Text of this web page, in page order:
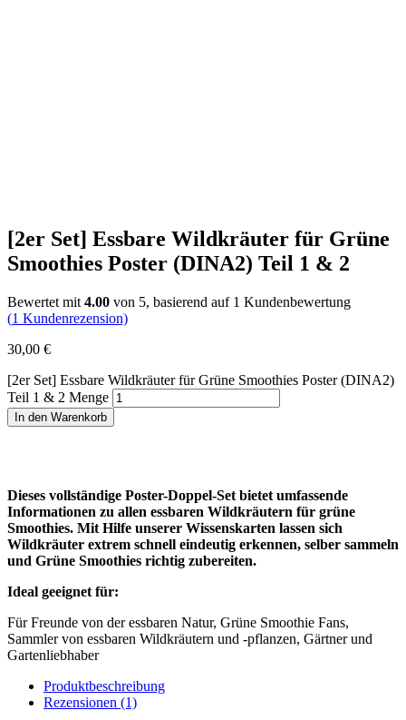
[2er Set] Essbare Wildkräuter für Grüne
Smoothies Poster (DINA2) Teil 1 & 2
Bewertet mit 4.00 von 5, basierend auf 1 Kundenbewertung
(1 Kundenrezension)
30,00 €
[2er Set] Essbare Wildkräuter für Grüne Smoothies Poster (DINA2)
Teil 1 & 2 Menge
In den Warenkorb
Dieses vollständige Poster-Doppel-Set bietet umfassende
Informationen zu allen essbaren Wildkräutern für grüne
Smoothies. Mit Hilfe unserer Wissenskarten lassen sich
Wildkräuter extrem schnell eindeutig erkennen, selber sammeln
und Grüne Smoothies richtig zubereiten.
Ideal geeignet für:
Für Freunde von der essbaren Natur, Grüne Smoothie Fans,
Sammler von essbaren Wildkräutern und -pflanzen, Gärtner und
Gartenliebhaber
Produktbeschreibung
Rezensionen (1)